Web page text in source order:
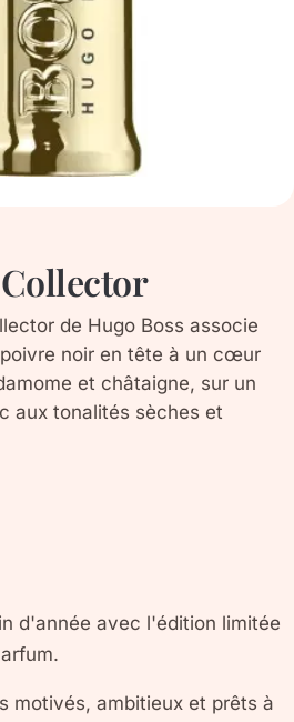
de Hugo Boss associe
noir en tête à un cœur
et châtaigne, sur un
aux tonalités sèches et
d'année avec l'édition limitée
motivés, ambitieux et prêts à